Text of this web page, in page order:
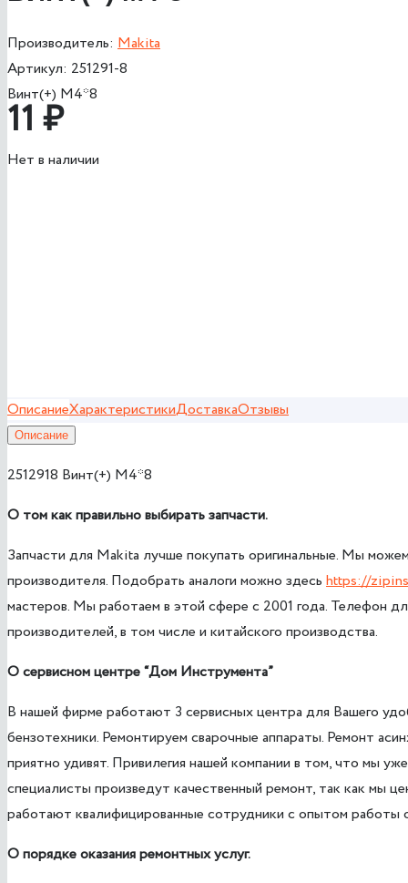
Производитель: Makita
Артикул: 251291-8
Винт(+) М4*8
11 ₽
Нет в наличии
ОписаниеХарактеристикиДоставкаОтзывы
Описание
2512918 Винт(+) М4*8
О том как правильно выбирать запчасти.
Запчасти для Makita лучше покупать оригинальные. Мы
производителя. Подобрать аналоги можно здесь https://
мастеров. Мы работаем в этой сфере с 2001 года. Телефон
производителей, в том числе и китайского производства.
О сервисном центре“Дом Инструмента”
В нашей фирме работают 3 сервисных центра для Вашего
бензотехники. Ремонтируем сварочные аппараты. Ремонт
приятно удивят. Привилегия нашей компании в том, что мы
специалисты произведут качественный ремонт, так как мы
работают квалифицированные сотрудники с опытом работы
О порядке оказания ремонтных услуг.